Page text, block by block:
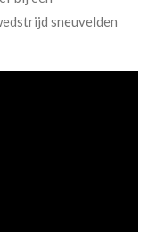
sneuvelden